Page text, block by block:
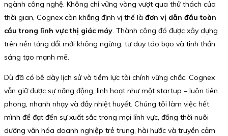
ngành công nghệ. Không chỉ vững vàng vượt qua thử thách của
thời gian, Cognex còn khẳng định vị thế là đơn vị dẫn đầu toàn
cầu trong lĩnh vực thị giác máy. Thành công đó được xây dựng
trên nền tảng đổi mới không ngừng, tư duy táo bạo và tinh thần
sáng tạo mạnh mẽ.
Dù đã có bề dày lịch sử và tiềm lực tài chính vững chắc, Cognex
vẫn giữ được sự năng động, linh hoạt như một startup – luôn tiên
phong, nhanh nhạy và đầy nhiệt huyết. Chúng tôi làm việc hết
mình để đạt đến sự xuất sắc trong mọi lĩnh vực, đồng thời nuôi
dưỡng văn hóa doanh nghiệp trẻ trung, hài hước và truyền cảm